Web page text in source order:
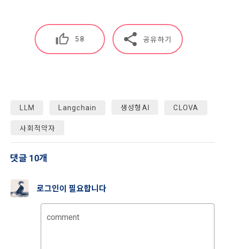
을 크라우드소싱하기 위하여 “회사"에 의뢰하는 경연대회 또는
해커톤, AI해커톤, AI경진대회 등을 말한다.
8. “교육”이라 함은 “회사”가  제공하는 교육컨텐츠를 포함한 온
10. "비밀번호"라 함은 "회사"의 서비스를 이용하려는 사람이 아
호하기 위하여 "회원"이 선정한 문자와 숫자의 조합 또는 이와
제 3 조 (효력의 발생 및 변경)
본 약관은 온라인을 통하여 “회원”에게 공시함으로써 효력을 발
1. "회사"는 이 약관의 내용과 상호, 영업소 소재지, 대표자의 성
를 수집하고 있으며, 다음 목적 이외의 용도로는 수집한 개인정
보를 이용하지 않습니다.
2) 서비스 제공에 관한 계약 이행 및 서비스 제공에 따른 요금정
산
본인인증, 채용정보 매칭 및 컨텐츠 제공을 위한 개인식별, 회원
방지와 비인가 사용방지
58 공유하기
LLM Langchain 생성형AI CLOVA
사회적약자
댓글 10개
로그인이 필요합니다
comment